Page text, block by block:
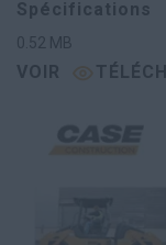
Spécifications
0.52 MB
VOIR